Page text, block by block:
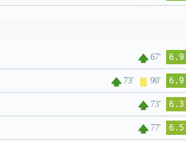
67' 6.9
73' 90' 6.9
73' 6.3
77' 6.5